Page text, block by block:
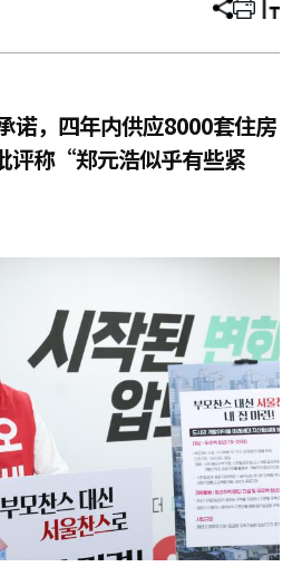
分
章
打 调
小
，四年内供应8000套住房
评称“郑元浩似乎有些紧